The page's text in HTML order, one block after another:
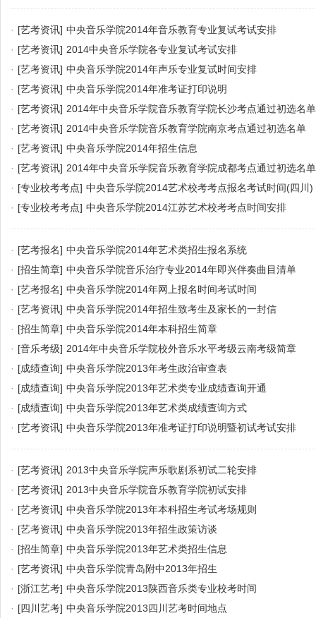
· [艺考资讯] 中央音乐学院2014年音乐教育专业复试考试安排
· [艺考资讯] 2014中央音乐学院各专业复试考试安排
· [艺考资讯] 中央音乐学院2014年声乐专业复试时间安排
· [艺考资讯] 中央音乐学院2014年准考证打印说明
· [艺考资讯] 2014年中央音乐学院音乐教育学院长沙考点通过初选名单
· [艺考资讯] 2014中央音乐学院音乐教育学院南京考点通过初选名单
· [艺考资讯] 中央音乐学院2014年招生信息
· [艺考资讯] 2014年中央音乐学院音乐教育学院成都考点通过初选名单
· [专业校考考点] 中央音乐学院2014艺术校考考点报名考试时间(四川)
· [专业校考考点] 中央音乐学院2014江苏艺术校考考点时间安排
· [艺考报名] 中央音乐学院2014年艺术类招生报名系统
· [招生简章] 中央音乐学院音乐治疗专业2014年即兴伴奏曲目清单
· [艺考报名] 中央音乐学院2014年网上报名时间考试时间
· [艺考资讯] 中央音乐学院2014年招生致考生及家长的一封信
· [招生简章] 中央音乐学院2014年本科招生简章
· [音乐考级] 2014年中央音乐学院校外音乐水平考级云南考级简章
· [成绩查询] 中央音乐学院2013年考生政治审查表
· [成绩查询] 中央音乐学院2013年艺术类专业成绩查询开通
· [成绩查询] 中央音乐学院2013年艺术类成绩查询方式
· [艺考资讯] 中央音乐学院2013年准考证打印说明暨初试考试安排
· [艺考资讯] 2013中央音乐学院声乐歌剧系初试二轮安排
· [艺考资讯] 2013中央音乐学院音乐教育学院初试安排
· [艺考资讯] 中央音乐学院2013年本科招生考试考场规则
· [艺考资讯] 中央音乐学院2013年招生政策访谈
· [招生简章] 中央音乐学院2013年艺术类招生信息
· [艺考资讯] 中央音乐学院青岛附中2013年招生
· [浙江艺考] 中央音乐学院2013陕西音乐类专业校考时间
· [四川艺考] 中央音乐学院2013四川艺考时间地点